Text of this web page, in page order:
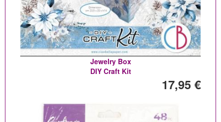
Jewelry Box
DIY Craft Kit
17,95 €